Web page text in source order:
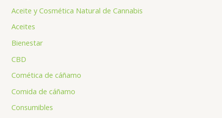
Aceite y Cosmética Natural de Cannabis
Aceites
Bienestar
CBD
Comética de cáñamo
Comida de cáñamo
Consumibles